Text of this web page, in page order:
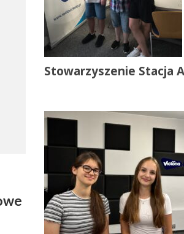
Stowarzyszenie Stacja